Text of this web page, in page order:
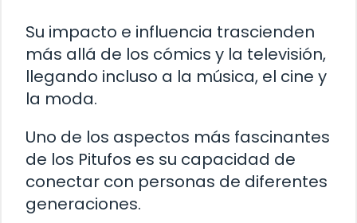
Su impacto e influencia trascienden
más allá de los cómics y la televisión,
llegando incluso a la música, el cine y
la moda.
Uno de los aspectos más fascinantes
de los Pitufos es su capacidad de
conectar con personas de diferentes
generaciones.